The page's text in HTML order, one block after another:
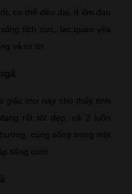
cơ thể dẻo dai, ít ốm đau
tích cực, lạc quan yêu
và tự tin.
giấc mơ này cho thấy tình
rất tốt đẹp, cả 2 luôn
cùng sống trong một
tiếng cười.